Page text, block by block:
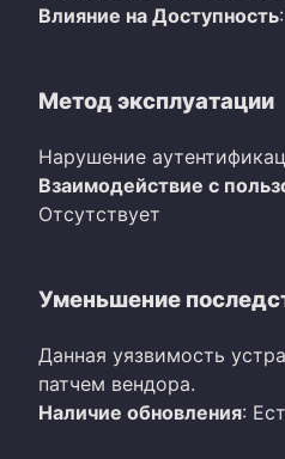
Влияние на Доступность
Метод эксплуатации
Нарушение
Взаимодействие с
Отсутствует
Уменьшение
Данная уязвимость
патчем вендора.
Наличие обновления: